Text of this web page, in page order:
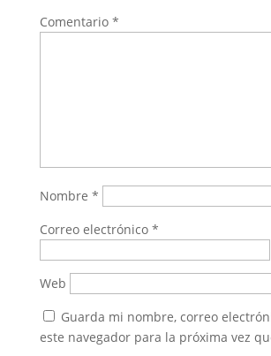
Comentario *
Nombre *
Correo electrónico *
Web
Guarda mi nombre, correo
este navegador para la próxima vez